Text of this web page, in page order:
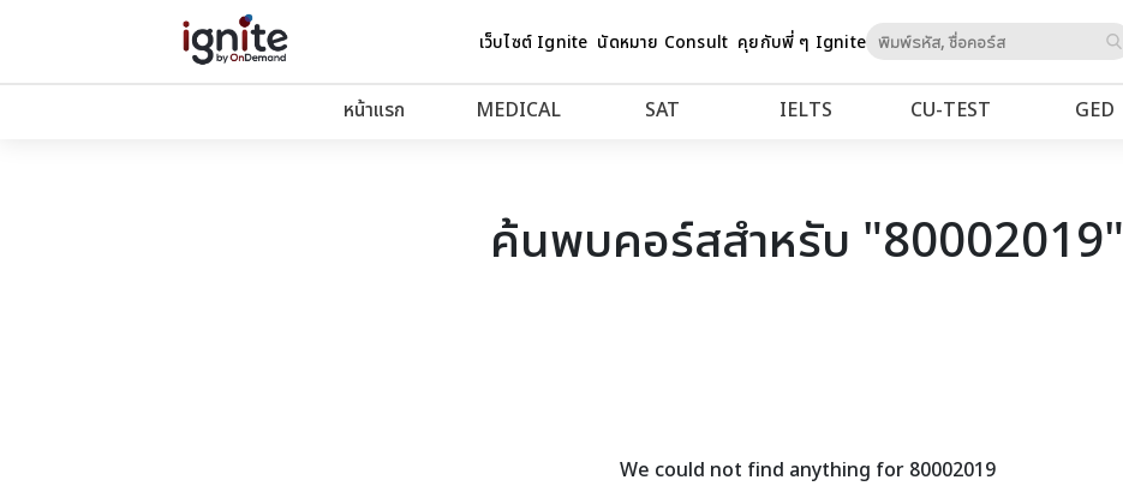
เว็บไซต์ Ignite นัดหมาย Consult คุยกับพี่ ๆ Igniteto
หน้าแรก MEDICAL SAT IELTS CU‑TEST GED
ค้นพบคอร์สสำหรับ "80002019"
We could not find anything for 80002019